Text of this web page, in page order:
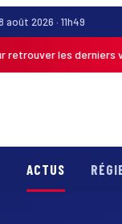
août 2026 · 11h49
les derniers
ACTUS